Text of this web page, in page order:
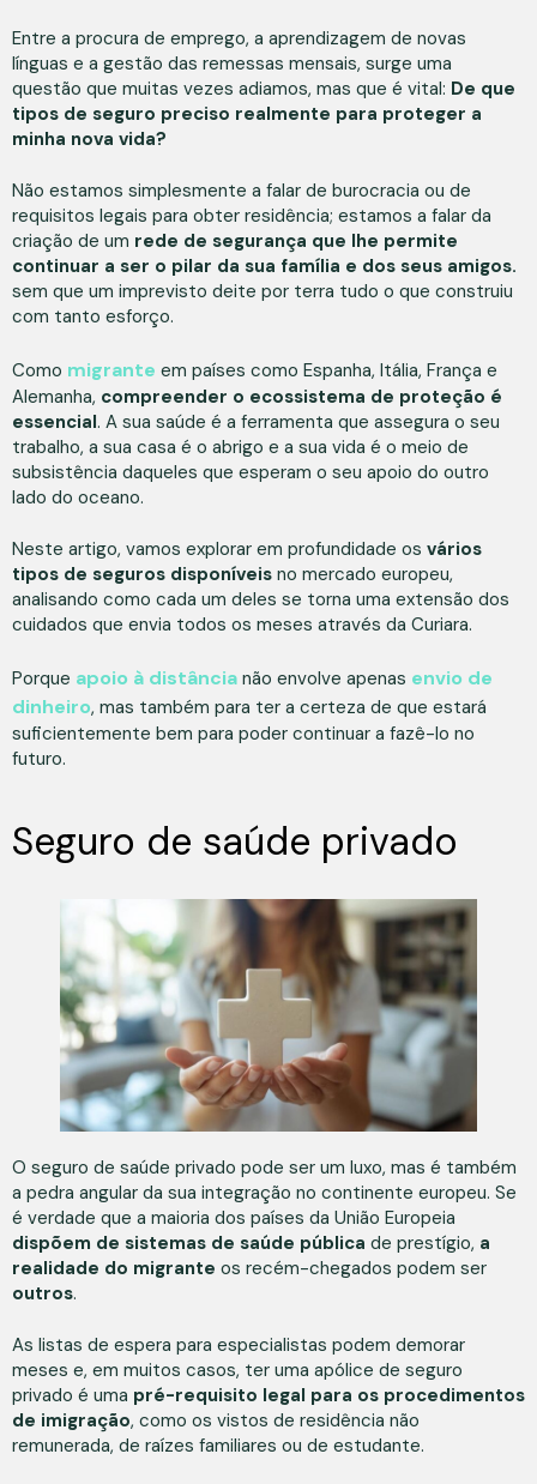
Entre a procura de emprego, a aprendizagem de novas
línguas e a gestão das remessas mensais, surge uma
questão que muitas vezes adiamos, mas que é vital: De que
tipos de seguro preciso realmente para proteger a
minha nova vida?
Não estamos simplesmente a falar de burocracia ou de
requisitos legais para obter residência; estamos a falar da
criação de um rede de segurança que lhe permite
continuar a ser o pilar da sua família e dos seus amigos.
sem que um imprevisto deite por terra tudo o que construiu
com tanto esforço.
Como migrante em países como Espanha, Itália, França e
Alemanha, compreender o ecossistema de proteção é
essencial. A sua saúde é a ferramenta que assegura o seu
trabalho, a sua casa é o abrigo e a sua vida é o meio de
subsistência daqueles que esperam o seu apoio do outro
lado do oceano.
Neste artigo, vamos explorar em profundidade os vários
tipos de seguros disponíveis no mercado europeu,
analisando como cada um deles se torna uma extensão dos
cuidados que envia todos os meses através da Curiara.
Porque apoio à distância não envolve apenas envio de
dinheiro, mas também para ter a certeza de que estará
suficientemente bem para poder continuar a fazê-lo no
futuro.
Seguro de saúde privado
O seguro de saúde privado pode ser um luxo, mas é também
a pedra angular da sua integração no continente europeu. Se
é verdade que a maioria dos países da União Europeia
dispõem de sistemas de saúde pública de prestígio, a
realidade do migrante os recém-chegados podem ser
outros.
As listas de espera para especialistas podem demorar
meses e, em muitos casos, ter uma apólice de seguro
privado é uma pré-requisito legal para os procedimentos
de imigração, como os vistos de residência não
remunerada, de raízes familiares ou de estudante.